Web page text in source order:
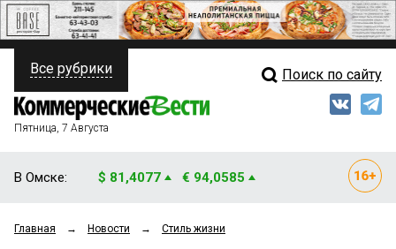
ПОЛИТИКА
ФИНАНСЫ
ОБЩЕСТВО
Свежий выпуск
Все рубрики Поиск по сайту
Пятница, 7 Августа
В Омске: $ 81,4077 € 94,0585
Главная → Новости → Стиль жизни